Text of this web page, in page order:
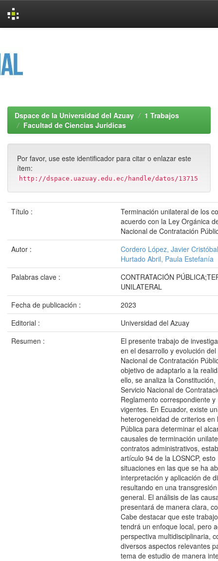
Dspace de la Universidad del Azuay
1 Trabajos
Facultad de Ciencias Jurídicas
Por favor, use este identificador para citar o enlazar este
ítem:
http://dspace.uazuay.edu.ec/handle/datos/13715
Título :
Terminación unilateral de los
acuerdo con la Ley Orgánica
Nacional de Contratación
Autor :
Cordero López, Javier Cristóbal
Hurtado Abril, Paula Estefanía
Palabras clave :
CONTRATACIÓN
UNILATERAL
Fecha de publicación :
2023
Editorial :
Universidad del Azuay
Resumen :
El presente trabajo de
en el desarrollo y evolución del
Nacional de Contratación
objetivo de adaptarlo a la
ello, se analiza la
Servicio Nacional de
Reglamento correspondiente
vigentes. En Ecuador, existe
heterogeneidad de criterios en
Pública para determinar el
causales de terminación
contratos administrativos,
artículo 94 de la LOSNCP,
situaciones en las que se ha
interpretación y aplicación de
resultando en una
general. El análisis de las
presentará de manera clara,
Cabe destacar que este
tendrá un enfoque local, pero
perspectiva multidisciplinaria,
diversos aspectos relevantes
tema de estudio de manera